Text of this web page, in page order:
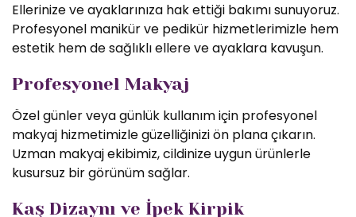
Ellerinize ve ayaklarınıza hak ettiği bakımı sunuyoruz.
Profesyonel manikür ve pedikür hizmetlerimizle hem
estetik hem de sağlıklı ellere ve ayaklara kavuşun.
Profesyonel Makyaj
Özel günler veya günlük kullanım için profesyonel
makyaj hizmetimizle güzelliğinizi ön plana çıkarın.
Uzman makyaj ekibimiz, cildinize uygun ürünlerle
kusursuz bir görünüm sağlar.
Kaş Dizaynı ve İpek Kirpik